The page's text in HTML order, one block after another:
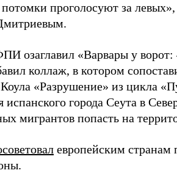
проголосуют за левых»,
озаглавил «Варвары у
коллаж, в котором
«Разрушение» из цикла
испанского города Сеута в
мигрантов попасть на
европейским странам